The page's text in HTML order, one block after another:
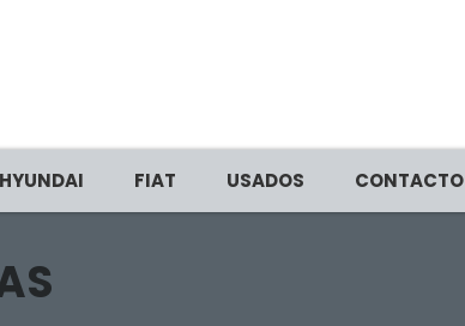
HYUNDAI FIAT USADOS CONTACTO